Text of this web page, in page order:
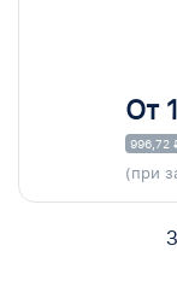
От
996,72
(при